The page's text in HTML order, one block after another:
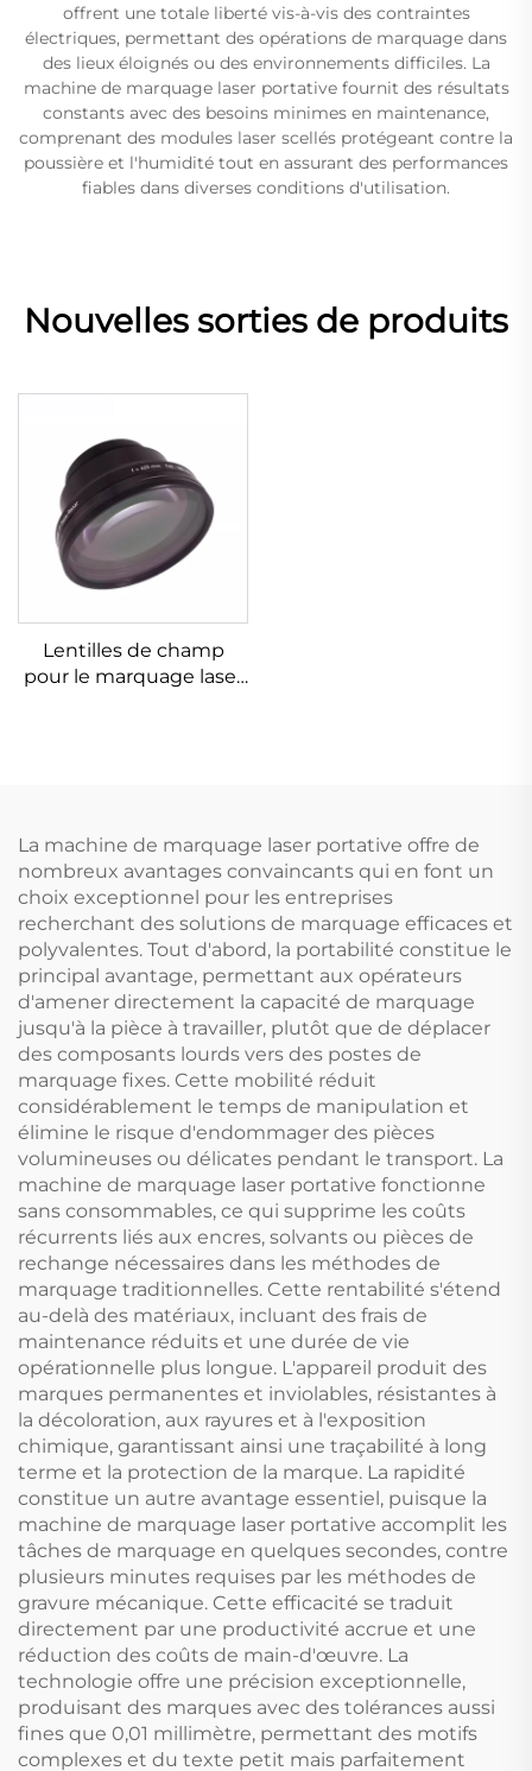
offrent une totale liberté vis-à-vis des contraintes
électriques, permettant des opérations de marquage dans
des lieux éloignés ou des environnements difficiles. La
machine de marquage laser portative fournit des résultats
constants avec des besoins minimes en maintenance,
comprenant des modules laser scellés protégeant contre la
poussière et l'humidité tout en assurant des performances
fiables dans diverses conditions d'utilisation.
Nouvelles sorties de produits
Lentilles de champ
pour le marquage laser
La machine de marquage laser portative offre de
nombreux avantages convaincants qui en font un
choix exceptionnel pour les entreprises
recherchant des solutions de marquage efficaces et
polyvalentes. Tout d'abord, la portabilité constitue le
principal avantage, permettant aux opérateurs
d'amener directement la capacité de marquage
jusqu'à la pièce à travailler, plutôt que de déplacer
des composants lourds vers des postes de
marquage fixes. Cette mobilité réduit
considérablement le temps de manipulation et
élimine le risque d'endommager des pièces
volumineuses ou délicates pendant le transport. La
machine de marquage laser portative fonctionne
sans consommables, ce qui supprime les coûts
récurrents liés aux encres, solvants ou pièces de
rechange nécessaires dans les méthodes de
marquage traditionnelles. Cette rentabilité s'étend
au-delà des matériaux, incluant des frais de
maintenance réduits et une durée de vie
opérationnelle plus longue. L'appareil produit des
marques permanentes et inviolables, résistantes à
la décoloration, aux rayures et à l'exposition
chimique, garantissant ainsi une traçabilité à long
terme et la protection de la marque. La rapidité
constitue un autre avantage essentiel, puisque la
machine de marquage laser portative accomplit les
tâches de marquage en quelques secondes, contre
plusieurs minutes requises par les méthodes de
gravure mécanique. Cette efficacité se traduit
directement par une productivité accrue et une
réduction des coûts de main-d'œuvre. La
technologie offre une précision exceptionnelle,
produisant des marques avec des tolérances aussi
fines que 0,01 millimètre, permettant des motifs
complexes et du texte petit mais parfaitement